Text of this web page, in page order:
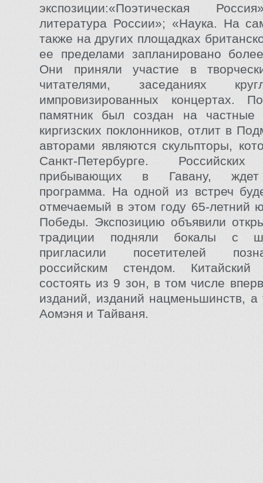
экспозиции:«Поэтическая
литература России»; «Наука. На
также на других площадках
ее пределами запланировано
Они приняли участие в
читателями, заседаниях
импровизированных концертах.
памятник был создан на частные
киргизских поклонников, отлит в
авторами являются скульпторы,
Санкт-Петербурге. Российских
прибывающих в Гавану, ждет
программа. На одной из встреч
отмечаемый в этом году 65-летний
Победы. Экспозицию объявили
традиции подняли бокалы с
пригласили посетителей
российским стендом. Китайский
состоять из 9 зон, в том числе
изданий, изданий нацменьшинств, а
Аомэня и Тайваня.